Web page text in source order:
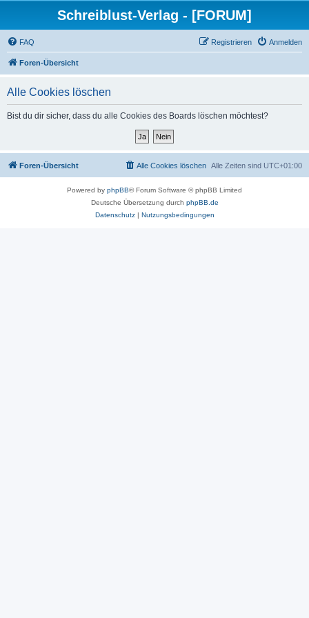
Schreiblust-Verlag - [FORUM]
FAQ Anmelden
Registrieren
Foren-Übersicht
Alle Cookies löschen
Bist du dir sicher, dass du alle Cookies des Boards löschen möchtest?
Foren-Übersicht Alle Zeiten sind UTC+01:00
Alle Cookies löschen
Powered by phpBB® Forum Software © phpBB Limited
Deutsche Übersetzung durch phpBB.de
Datenschutz| Nutzungsbedingungen